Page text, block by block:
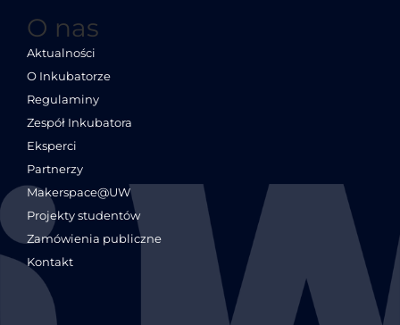
O nas
Aktualności
O Inkubatorze
Regulaminy
Zespół Inkubatora
Eksperci
Partnerzy
Makerspace@UW
Projekty studentów
Zamówienia publiczne
Kontakt